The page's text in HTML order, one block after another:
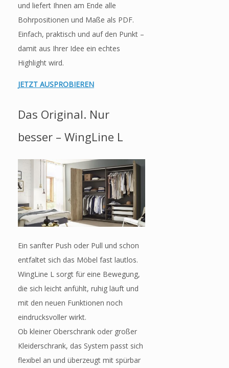
und liefert Ihnen am Ende alle
Bohrpositionen und Maße als PDF.
Einfach, praktisch und auf den Punkt –
damit aus Ihrer Idee ein echtes
Highlight wird.
JETZT AUSPROBIEREN
Das Original. Nur
besser – WingLine L
Ein sanfter Push oder Pull und schon
entfaltet sich das Möbel fast lautlos.
WingLine L sorgt für eine Bewegung,
die sich leicht anfühlt, ruhig läuft und
mit den neuen Funktionen noch
eindrucksvoller wirkt.
Ob kleiner Oberschrank oder großer
Kleiderschrank, das System passt sich
flexibel an und überzeugt mit spürbar